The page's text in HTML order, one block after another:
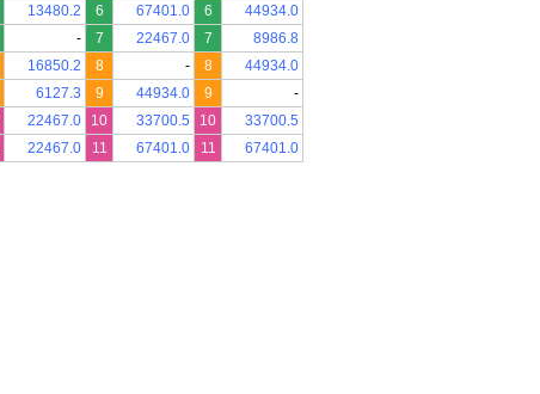
13480.2 6 67401.0 6
44934.0
- 7 22467.0 7
8986.8
16850.2 8 - 8
44934.0
6127.3 9 44934.0 9
-
22467.0 10 33700.5 10
33700.5
22467.0 11 67401.0 11 67401.0